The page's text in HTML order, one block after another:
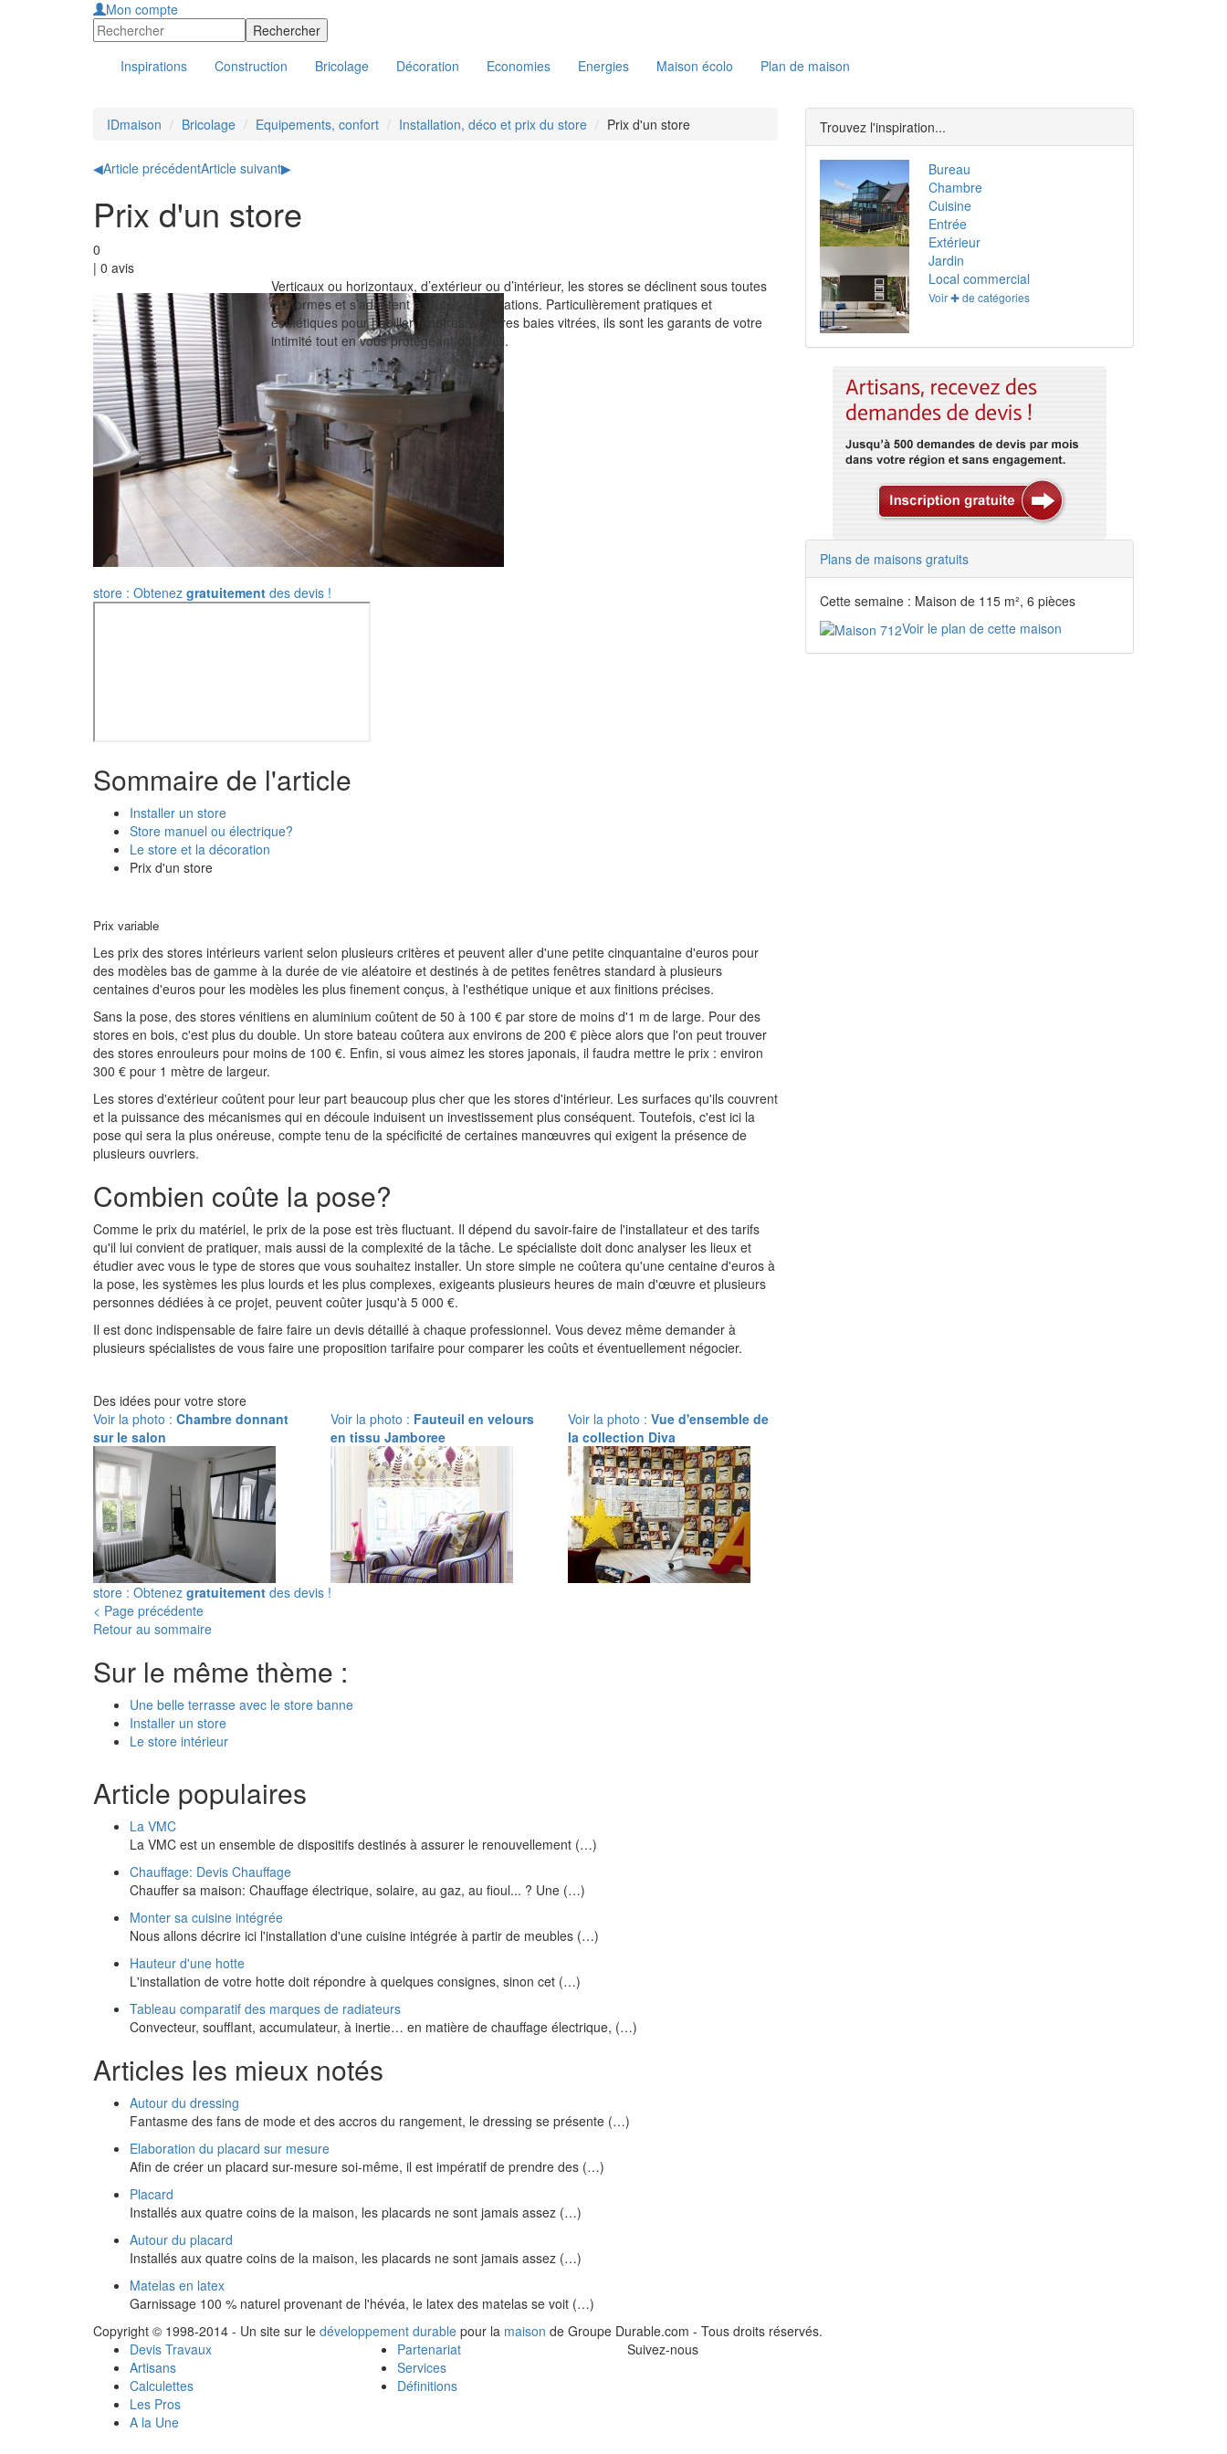
Mon compte
Inspirations Construction Bricolage Décoration Economies Energies Maison écolo Plan de maison
IDmaison Bricolage Equipements, confort Installation, déco et prix du store Prix d'un store
◀Article précédentArticle suivant▶
Prix d'un store
0
| 0 avis
Verticaux ou horizontaux, d’extérieur ou d’intérieur, les stores se déclinent sous toutes
les formes et s’adaptent à toutes les situations. Particulièrement pratiques et
esthétiques pour habiller fenêtres et autres baies vitrées, ils sont les garants de votre
intimité tout en vous protégeant du soleil.
store : Obtenez gratuitement des devis !
Sommaire de l'article
Installer un store
Store manuel ou électrique?
Le store et la décoration
Prix d'un store
Prix variable
Les prix des stores intérieurs varient selon plusieurs critères et peuvent aller d'une petite cinquantaine d'euros pour
des modèles bas de gamme à la durée de vie aléatoire et destinés à de petites fenêtres standard à plusieurs
centaines d'euros pour les modèles les plus finement conçus, à l'esthétique unique et aux finitions précises.
Sans la pose, des stores vénitiens en aluminium coûtent de 50 à 100 € par store de moins d'1 m de large. Pour des
stores en bois, c'est plus du double. Un store bateau coûtera aux environs de 200 € pièce alors que l'on peut trouver
des stores enrouleurs pour moins de 100 €. Enfin, si vous aimez les stores japonais, il faudra mettre le prix : environ
300 € pour 1 mètre de largeur.
Les stores d'extérieur coûtent pour leur part beaucoup plus cher que les stores d'intérieur. Les surfaces qu'ils couvrent
et la puissance des mécanismes qui en découle induisent un investissement plus conséquent. Toutefois, c'est ici la
pose qui sera la plus onéreuse, compte tenu de la spécificité de certaines manœuvres qui exigent la présence de
plusieurs ouvriers.
Combien coûte la pose?
Comme le prix du matériel, le prix de la pose est très fluctuant. Il dépend du savoir-faire de l'installateur et des tarifs
qu'il lui convient de pratiquer, mais aussi de la complexité de la tâche. Le spécialiste doit donc analyser les lieux et
étudier avec vous le type de stores que vous souhaitez installer. Un store simple ne coûtera qu'une centaine d'euros à
la pose, les systèmes les plus lourds et les plus complexes, exigeants plusieurs heures de main d'œuvre et plusieurs
personnes dédiées à ce projet, peuvent coûter jusqu'à 5 000 €.
Il est donc indispensable de faire faire un devis détaillé à chaque professionnel. Vous devez même demander à
plusieurs spécialistes de vous faire une proposition tarifaire pour comparer les coûts et éventuellement négocier.
Des idées pour votre store
Voir la photo : Chambre donnant
sur le salon
Voir la photo : Fauteuil en velours
en tissu Jamboree
Voir la photo : Vue d'ensemble de
la collection Diva
store : Obtenez gratuitement des devis !
< Page précédente
Retour au sommaire
Sur le même thème :
Une belle terrasse avec le store banne
Installer un store
Le store intérieur
Article populaires
La VMC
La VMC est un ensemble de dispositifs destinés à assurer le renouvellement (…)
Chauffage: Devis Chauffage
Chauffer sa maison: Chauffage électrique, solaire, au gaz, au fioul... ? Une (…)
Monter sa cuisine intégrée
Nous allons décrire ici l'installation d'une cuisine intégrée à partir de meubles (…)
Hauteur d'une hotte
L'installation de votre hotte doit répondre à quelques consignes, sinon cet (…)
Tableau comparatif des marques de radiateurs
Convecteur, soufflant, accumulateur, à inertie… en matière de chauffage électrique, (…)
Articles les mieux notés
Autour du dressing
Fantasme des fans de mode et des accros du rangement, le dressing se présente (…)
Elaboration du placard sur mesure
Afin de créer un placard sur-mesure soi-même, il est impératif de prendre des (…)
Placard
Installés aux quatre coins de la maison, les placards ne sont jamais assez (…)
Autour du placard
Installés aux quatre coins de la maison, les placards ne sont jamais assez (…)
Matelas en latex
Garnissage 100 % naturel provenant de l'hévéa, le latex des matelas se voit (…)
Trouvez l'inspiration...
Bureau
Chambre
Cuisine
Entrée
Extérieur
Jardin
Local commercial
Voir ✚ de catégories
Plans de maisons gratuits
Cette semaine : Maison de 115 m², 6 pièces
Voir le plan de cette maison
Copyright © 1998-2014 - Un site sur le développement durable pour la maison de Groupe Durable.com - Tous droits réservés.
Devis Travaux
Artisans
Calculettes
Les Pros
A la Une
Partenariat
Services
Définitions
Suivez-nous